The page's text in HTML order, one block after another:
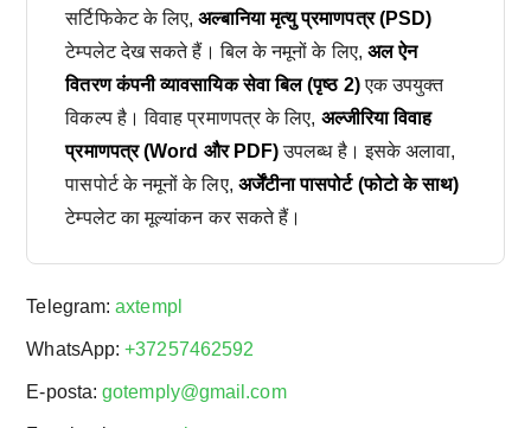
सर्टिफिकेट के लिए,अल्बानिया मृत्यु प्रमाणपत्र (PSD)
टेम्पलेट देख सकते हैं। बिल के नमूनों के लिए, अल ऐन
वितरण कंपनी व्यावसायिक सेवा बिल (पृष्ठ 2)एक उपयुक्त
विकल्प है। विवाह प्रमाणपत्र के लिए, अल्जीरिया विवाह
प्रमाणपत्र (Word और PDF)उपलब्ध है। इसके अलावा,
पासपोर्ट के नमूनों के लिए, अर्जेंटीना पासपोर्ट (फोटो के साथ)
टेम्पलेट का मूल्यांकन कर सकते हैं।
Telegram:axtempl
WhatsApp:+37257462592
E-posta:gotemply@gmail.com